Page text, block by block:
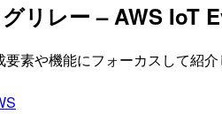
リレー – AWS IoT
素や機能にフォーカスして紹介